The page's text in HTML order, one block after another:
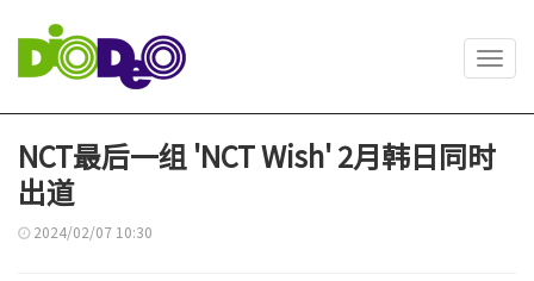
NCT最后一组 'NCT Wish' 2月韩日同时
出道
2024/02/07 10:30